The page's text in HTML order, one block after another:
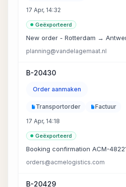
17 Apr, 14:32
Geëxporteerd
New order - Rotterdam →
planning@vandelagemaat.nl
B-20430
Order aanmaken
Transportorder
Factuur
17 Apr, 14:18
Geëxporteerd
Booking confirmation ACM-
orders@acmelogistics.com
B-20429